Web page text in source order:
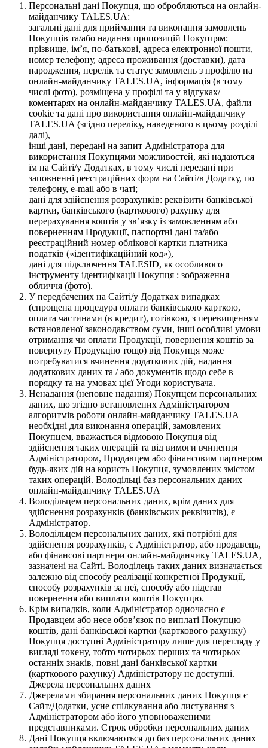
Персональні дані Покупця, що обробляються на онлайн-
майданчику TALES.UA:
загальні дані для приймання та виконання замовлень
Покупців та/або надання пропозицій Покупцям:
прізвище, ім’я, по-батькові, адреса електронної пошти,
номер телефону, адреса проживання (доставки), дата
народження, перелік та статус замовлень з профілю на
онлайн-майданчику TALES.UA, інформація (в тому
числі фото), розміщена у профілі та у відгуках/
коментарях на онлайн-майданчику TALES.UA, файли
cookie та дані про використання онлайн-майданчику
TALES.UA (згідно переліку, наведеного в цьому розділі
далі),
інші дані, передані на запит Адміністратора для
використання Покупцями можливостей, які надаються
їм на Сайті/у Додатках, в тому числі передані при
заповненні реєстраційних форм на Сайті/в Додатку, по
телефону, e-mail або в чаті;
дані для здійснення розрахунків: реквізити банківської
картки, банківського (карткового) рахунку для
перерахування коштів у зв’язку із замовленням або
поверненням Продукції, паспортні дані та/або
реєстраційний номер облікової картки платника
податків («ідентифікаційний код»),
дані для підключення TALESID, як особливого
інструменту ідентифікації Покупця : зображення
обличчя (фото).
У передбачених на Сайті/у Додатках випадках
(спрощена процедура оплати банківською карткою,
оплата частинами (в кредит), готівкою, з перевищенням
встановленої законодавством суми, інші особливі умови
отримання чи оплати Продукції, повернення коштів за
повернуту Продукцію тощо) від Покупця може
потребуватися вчинення додаткових дій, надання
додаткових даних та / або документів щодо себе в
порядку та на умовах цієї Угоди користувача.
Ненадання (неповне надання) Покупцем персональних
даних, що згідно встановлених Адміністратором
алгоритмів роботи онлайн-майданчику TALES.UA
необхідні для виконання операцій, замовлених
Покупцем, вважається відмовою Покупця від
здійснення таких операцій та від вимоги вчинення
Адміністратором, Продавцем або фінансовим партнером
будь-яких дій на користь Покупця, зумовлених змістом
таких операцій. Володільці баз персональних даних
онлайн-майданчику TALES.UA
Володільцем персональних даних, крім даних для
здійснення розрахунків (банківських реквізитів), є
Адміністратор.
Володільцем персональних даних, які потрібні для
здійснення розрахунків, є Адміністратор, або продавець,
або фінансові партнери онлайн-майданчику TALES.UA,
зазначені на Сайті. Володілець таких даних визначається
залежно від способу реалізації конкретної Продукції,
способу розрахунків за неї, способу або підстав
повернення або виплати коштів Покупцю.
Крім випадків, коли Адміністратор одночасно є
Продавцем або несе обов’язок по виплаті Покупцю
коштів, дані банківської картки (карткового рахунку)
Покупця доступні Адміністратору лише для перегляду у
вигляді токену, тобто чотирьох перших та чотирьох
останніх знаків, повні дані банківської картки
(карткового рахунку) Адміністратору не доступні.
Джерела персональних даних
Джерелами збирання персональних даних Покупця є
Сайт/Додатки, усне спілкування або листування з
Адміністратором або його уповноваженими
представниками. Строк обробки персональних даних
Дані Покупця включаються до баз персональних даних